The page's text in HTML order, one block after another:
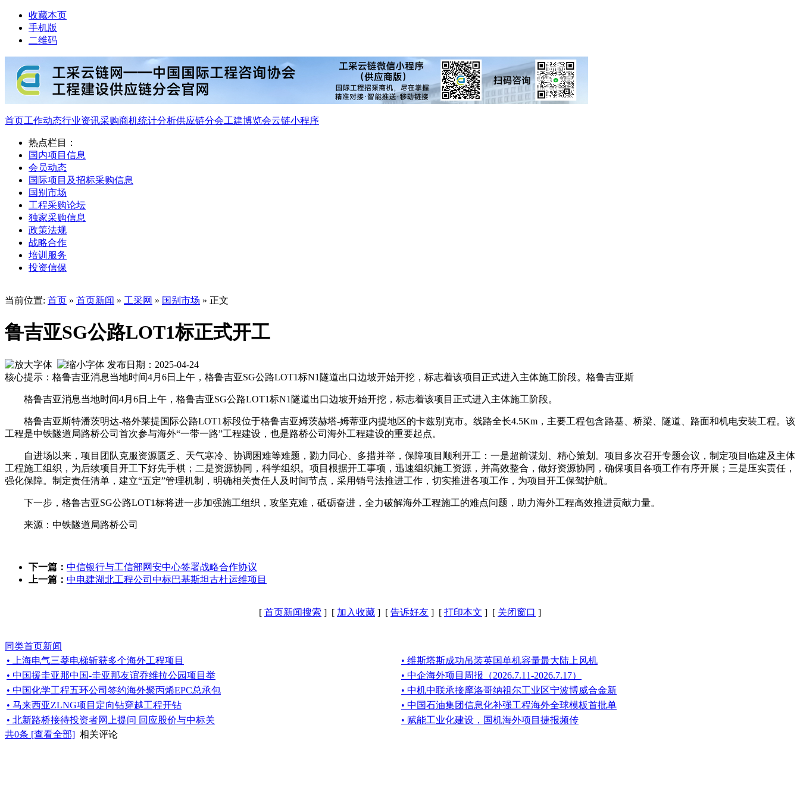
收藏本页
手机版
二维码
首页工作动态行业资讯采购商机统计分析供应链分会工建博览会云链小程序
热点栏目：
国内项目信息
会员动态
国际项目及招标采购信息
国别市场
工程采购论坛
独家采购信息
政策法规
战略合作
培训服务
投资信保
当前位置: 首页 » 首页新闻 » 工采网 » 国别市场 » 正文
鲁吉亚SG公路LOT1标正式开工
发布日期：2025-04-24
核心提示：格鲁吉亚消息当地时间4月6日上午，格鲁吉亚SG公路LOT1标N1隧道出口边坡开始开挖，标志着该项目正式进入主体施工阶段。格鲁吉亚斯
格鲁吉亚消息当地时间4月6日上午，格鲁吉亚SG公路LOT1标N1隧道出口边坡开始开挖，标志着该项目正式进入主体施工阶段。
格鲁吉亚斯特潘茨明达-格外莱提国际公路LOT1标段位于格鲁吉亚姆茨赫塔-姆蒂亚内提地区的卡兹别克市。线路全长4.5Km，主要工程包含路基、桥梁、隧道、路面和机电安装工程。该
工程是中铁隧道局路桥公司首次参与海外“一带一路”工程建设，也是路桥公司海外工程建设的重要起点。
自进场以来，项目团队克服资源匮乏、天气寒冷、协调困难等难题，勠力同心、多措并举，保障项目顺利开工：一是超前谋划、精心策划。项目多次召开专题会议，制定项目临建及主体
工程施工组织，为后续项目开工下好先手棋；二是资源协同，科学组织。项目根据开工事项，迅速组织施工资源，并高效整合，做好资源协同，确保项目各项工作有序开展；三是压实责任，
强化保障。制定责任清单，建立“五定”管理机制，明确相关责任人及时间节点，采用销号法推进工作，切实推进各项工作，为项目开工保驾护航。
下一步，格鲁吉亚SG公路LOT1标将进一步加强施工组织，攻坚克难，砥砺奋进，全力破解海外工程施工的难点问题，助力海外工程高效推进贡献力量。
来源：中铁隧道局路桥公司
下一篇： 中信银行与工信部网安中心签署战略合作协议
上一篇： 中电建湖北工程公司中标巴基斯坦古杜运维项目
[ 首页新闻搜索 ] [ 加入收藏 ] [ 告诉好友 ] [ 打印本文 ] [ 关闭窗口 ]
同类首页新闻
• 上海电气三菱电梯斩获多个海外工程项目
• 维斯塔斯成功吊装英国单机容量最大陆上风机
• 中国援圭亚那中国-圭亚那友谊乔维拉公园项目举
• 中企海外项目周报（2026.7.11-2026.7.17）
• 中国化学工程五环公司签约海外聚丙烯EPC总承包
• 中机中联承接摩洛哥纳祖尔工业区宁波博威合金新
• 马来西亚ZLNG项目定向钻穿越工程开钻
• 中国石油集团信息化补强工程海外全球模板首批单
• 北新路桥接待投资者网上提问 回应股价与中标关
• 赋能工业化建设，国机海外项目捷报频传
共0条 [查看全部] 相关评论